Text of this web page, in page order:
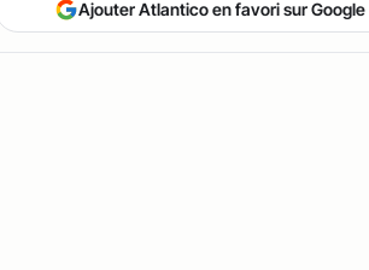
Ajouter Atlantico en favori sur Google